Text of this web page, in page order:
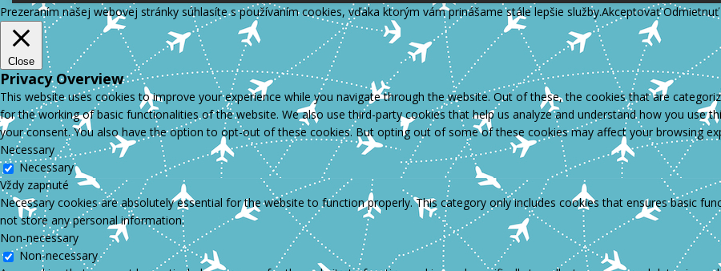
Prezeraním našej webovej stránky súhlasíte s používaním cookies, vďaka ktorým vám prinášame stále lepšie služby.Akceptovať Odmietnuť
Close
Privacy Overview
This website uses cookies to improve your experience while you navigate through the website. Out of these, the cookies that are
for the working of basic functionalities of the website. We also use third-party cookies that help us analyze and understand how you use
your consent. You also have the option to opt-out of these cookies. But opting out of some of these cookies may affect your browsing
Necessary
Necessary
Vždy zapnuté
Necessary cookies are absolutely essential for the website to function properly. This category only includes cookies that ensures basic
not store any personal information.
Non-necessary
Non-necessary